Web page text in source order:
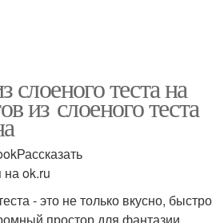
слоеного теста на
из слоеного теста
на ok.ru
- это не только вкусно, быстро